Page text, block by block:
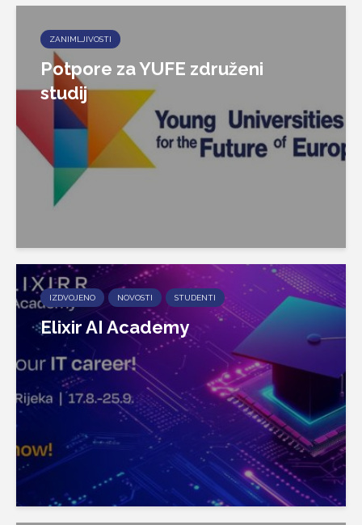
ZANIMLJIVOSTI
Potpore za YUFE združeni
studij
IZDVOJENO NOVOSTI STUDENTI
Elixir AI Academy